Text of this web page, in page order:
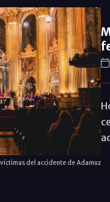
del accidente de Adamuz